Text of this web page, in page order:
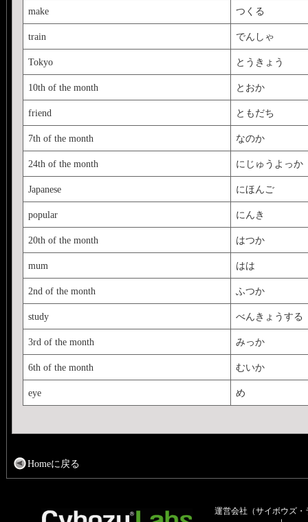
make つくる
train でんしゃ
Tokyo とうきょう
10th of the month とおか
friend ともだち
7th of the month なのか
24th of the month にじゅうよっか
Japanese にほんご
popular にんき
20th of the month はつか
mum はは
2nd of the month ふつか
study べんきょうする
3rd of the month みっか
6th of the month むいか
eye め
Homeに戻る
運営会社（サイボウズ・